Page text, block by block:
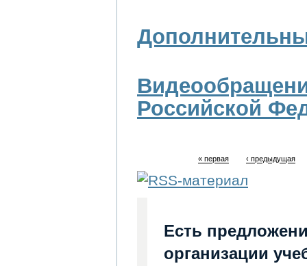
Российской
« первая ‹ предыдущая
Есть
организации